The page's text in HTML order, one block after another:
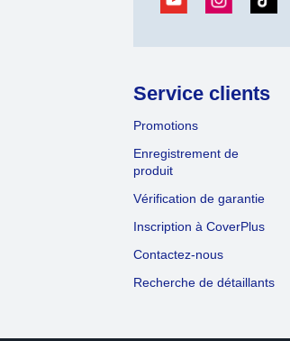
Service clients
Promotions
Enregistrement de
produit
Vérification de garantie
Inscription à CoverPlus
Contactez-nous
Recherche de détaillants